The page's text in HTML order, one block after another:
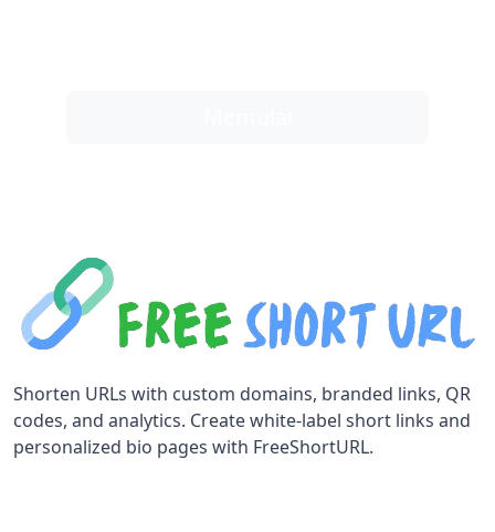
Shorten URLs with custom domains, branded links, QR
codes, and analytics. Create white-label short links and
personalized bio pages with FreeShortURL.